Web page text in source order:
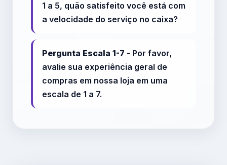
1 a 5, quão satisfeito você está com
a velocidade do serviço no caixa?
Pergunta Escala 1-7 - Por favor,
avalie sua experiência geral de
compras em nossa loja em uma
escala de 1 a 7.